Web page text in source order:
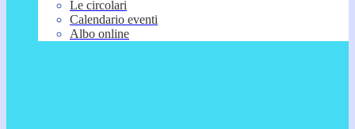
Le circolari
Calendario eventi
Albo online